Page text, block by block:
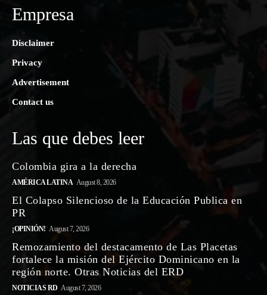
Empresa
Disclaimer
Privacy
Advertisement
Contact us
Las que debes leer
Colombia gira a la derecha
AMÉRICA LATINA August 8, 2026
El Colapso Silencioso de la Educación Publica en
PR
¡OPINIÓN! August 7, 2026
Remozamiento del destacamento de Las Placetas
fortalece la misión del Ejército Dominicano en la
región norte. Otras Noticias del ERD
NOTICIAS RD August 7, 2026